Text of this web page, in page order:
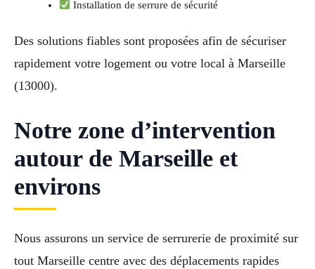
Installation de serrure de sécurité
Des solutions fiables sont proposées afin de sécuriser
rapidement votre logement ou votre local à Marseille
(13000).
Notre zone d’intervention
autour de Marseille et
environs
Nous assurons un service de serrurerie de proximité sur
tout Marseille centre avec des déplacements rapides